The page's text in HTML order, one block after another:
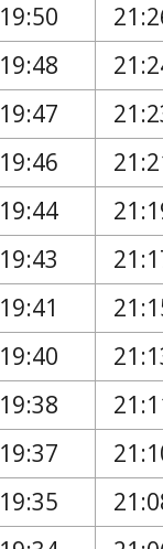
19:50
19:48
19:47
19:46
19:44
19:43
19:41
19:40
19:38
19:37
19:35